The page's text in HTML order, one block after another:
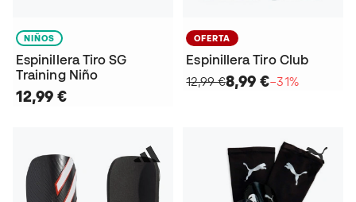
NIÑOS
Espinillera Tiro SG
Training Niño
12,99 €
OFERTA
Espinillera Tiro Club
12,99 €8,99 €−31%